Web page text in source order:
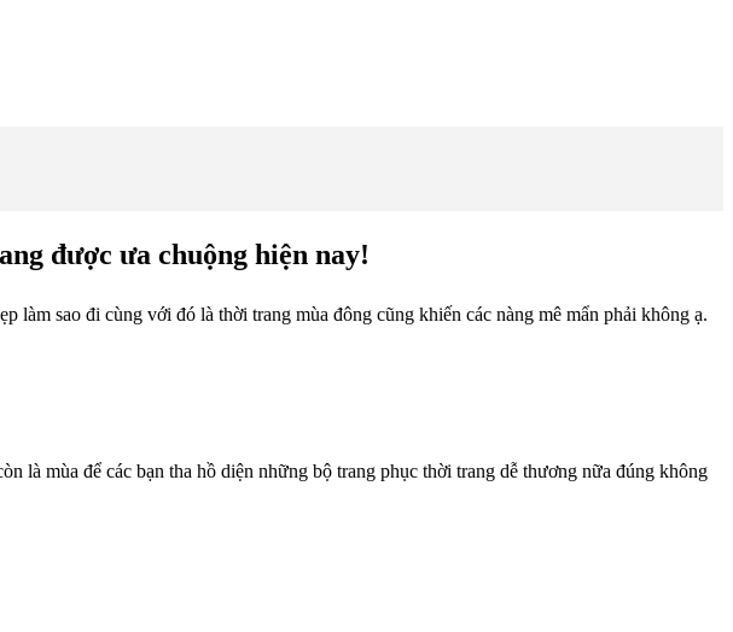
được ưa chuộng hiện nay!
làm sao đi cùng với đó là thời trang mùa đông cũng khiến các nàng mê mẩn phải không ạ.
là mùa để các bạn tha hồ diện những bộ trang phục thời trang dễ thương nữa đúng không